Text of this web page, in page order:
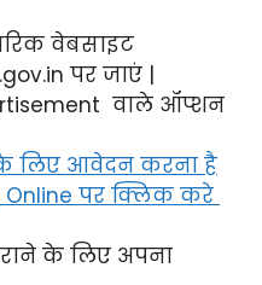
वेबसाइट
पर जाएं |
वाले ऑप्शन
लिए आवेदन करना है
पर क्लिक करे
के लिए अपना